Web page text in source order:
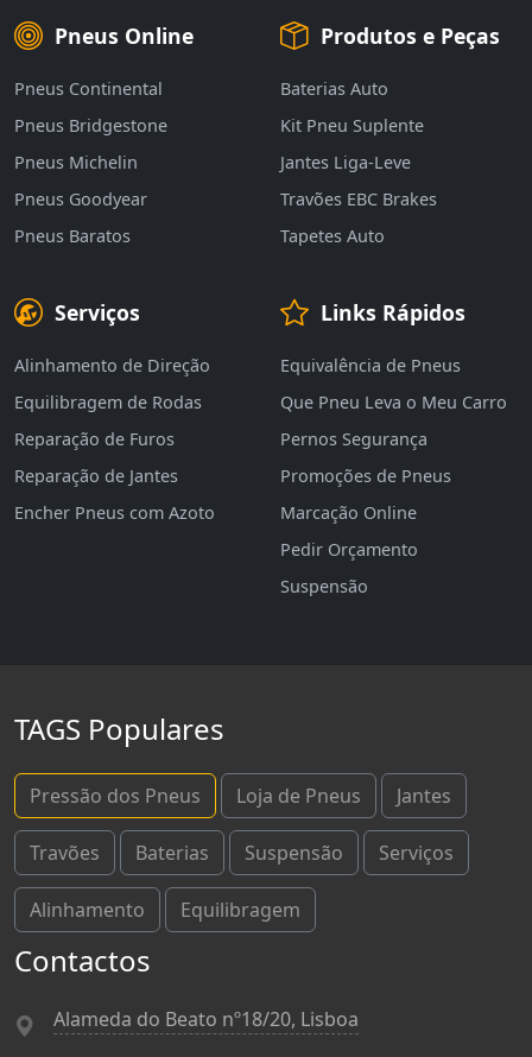
Pneus Online
Pneus Continental
Pneus Bridgestone
Pneus Michelin
Pneus Goodyear
Pneus Baratos
Produtos e Peças
Baterias Auto
Kit Pneu Suplente
Jantes Liga-Leve
Travões EBC Brakes
Tapetes Auto
Serviços
Alinhamento de Direção
Equilibragem de Rodas
Reparação de Furos
Reparação de Jantes
Encher Pneus com Azoto
Links Rápidos
Equivalência de Pneus
Que Pneu Leva o Meu Carro
Pernos Segurança
Promoções de Pneus
Marcação Online
Pedir Orçamento
Suspensão
TAGS Populares
Pressão dos Pneus Loja de Pneus Jantes
Travões Baterias Suspensão Serviços
Alinhamento Equilibragem
Contactos
Alameda do Beato nº18/20, Lisboa